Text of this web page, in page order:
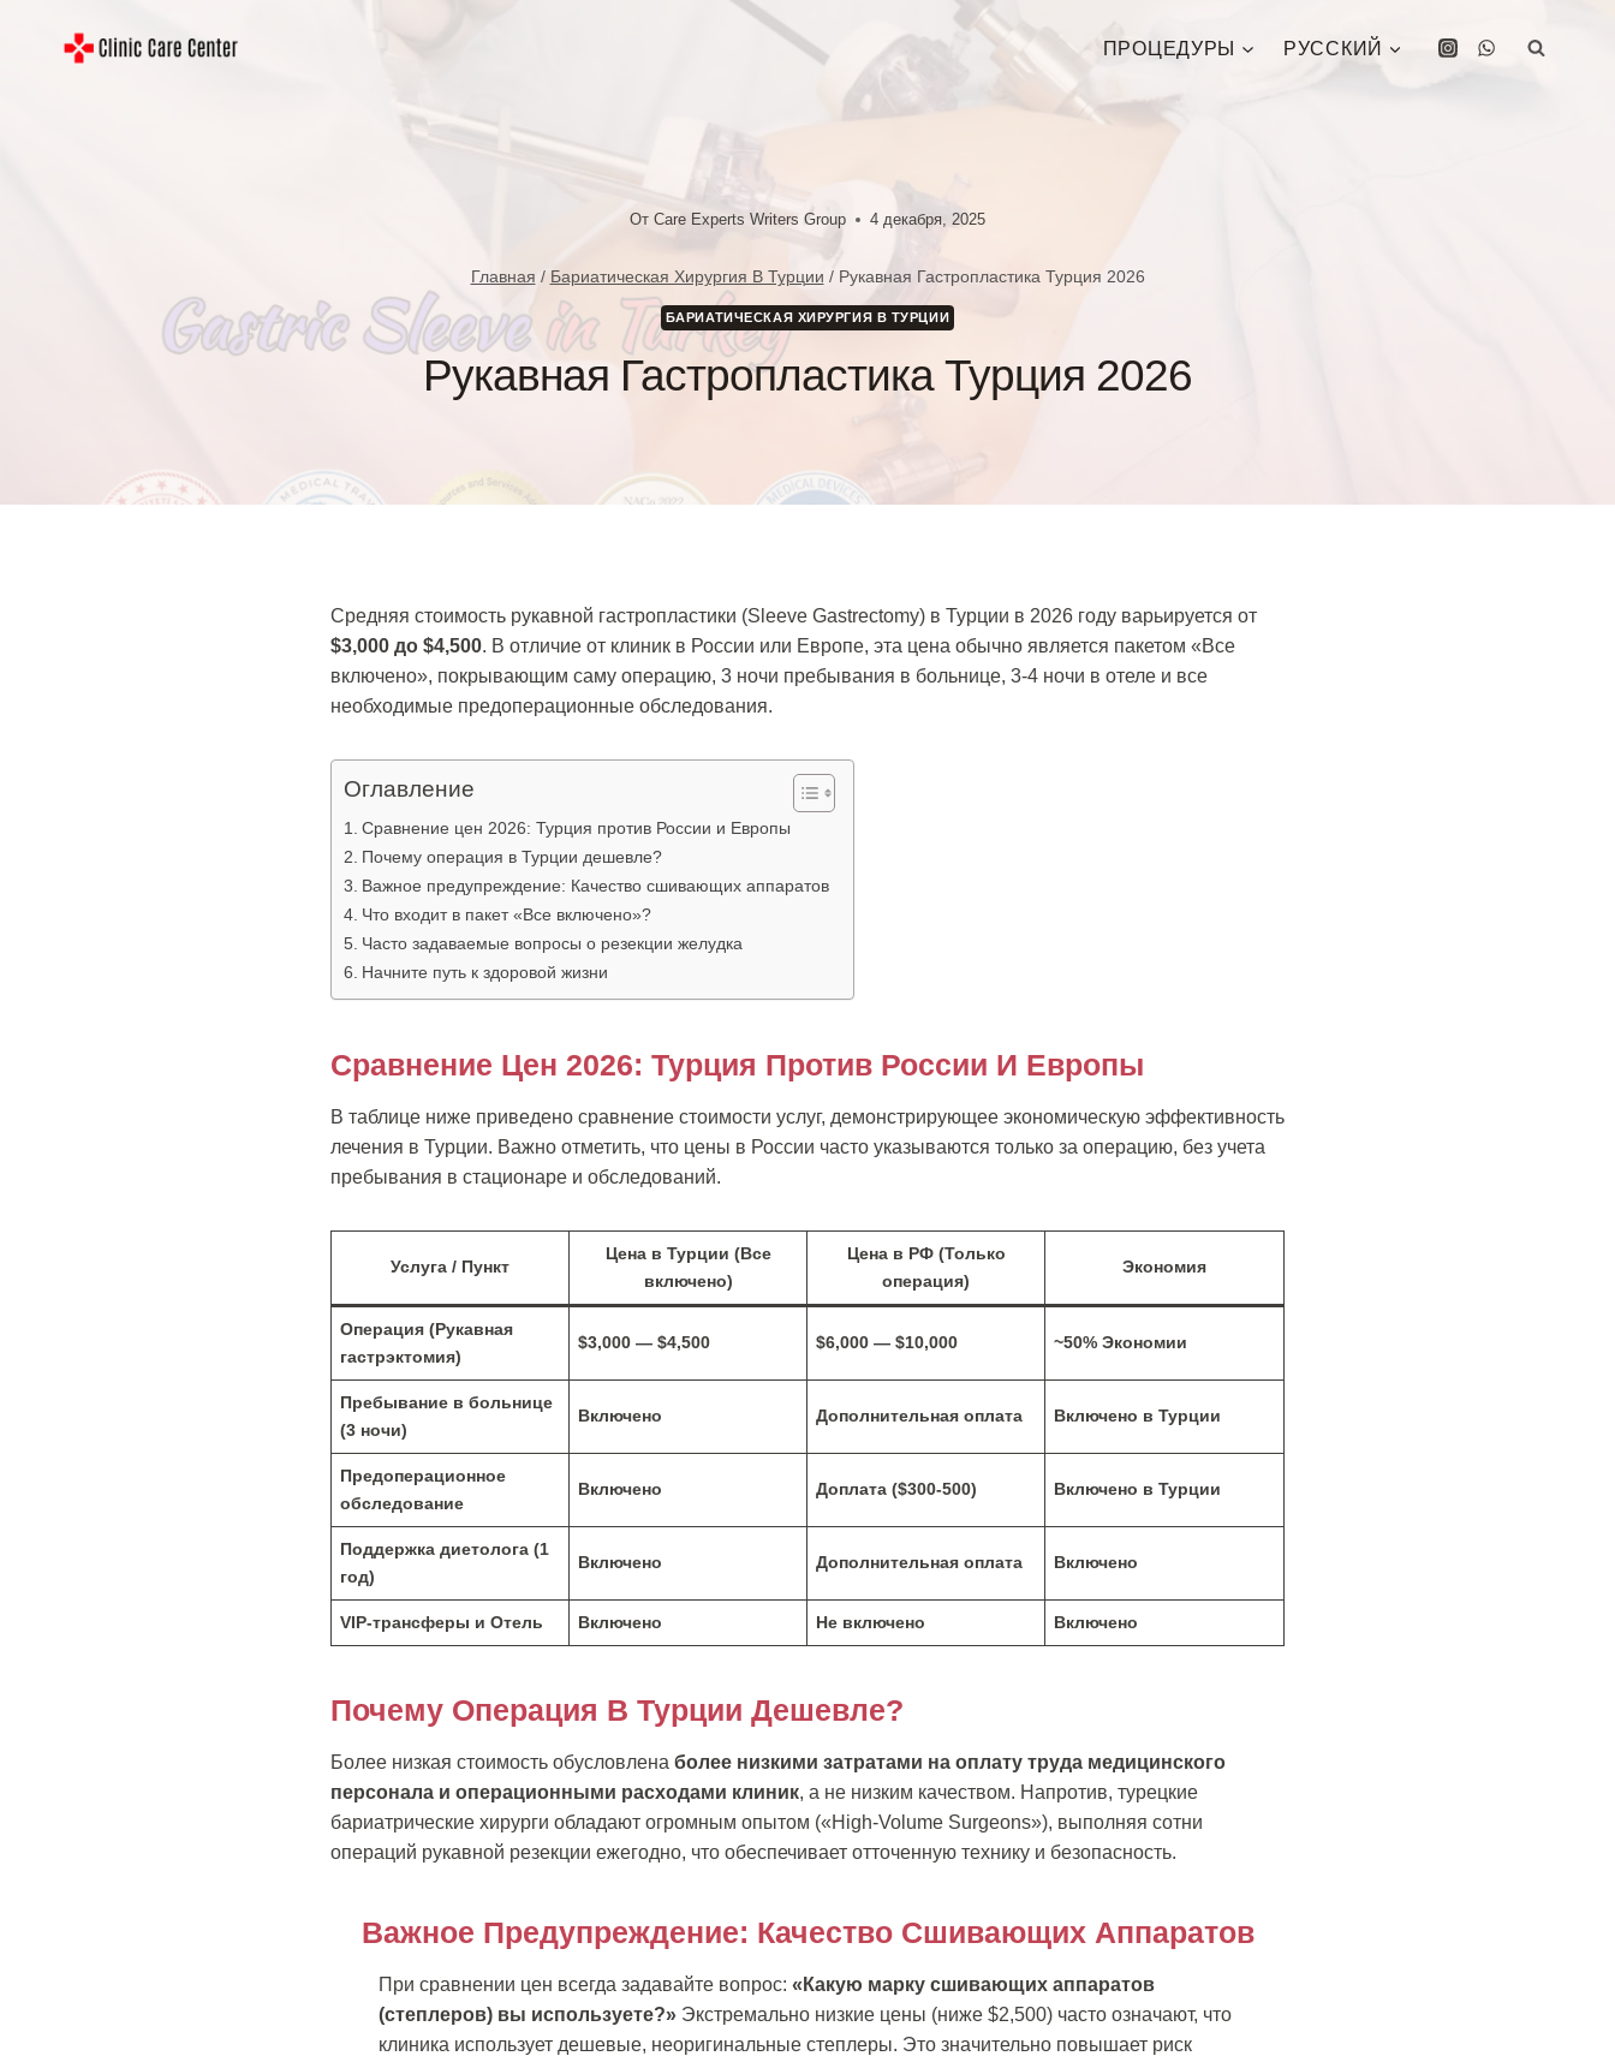
ПРОЦЕДУРЫ РУССКИЙ
От Care Experts Writers Group 4 декабря, 2025
Главная / Бариатическая Хирургия В Турции / Рукавная Гастропластика Турция 2026
БАРИАТИЧЕСКАЯ ХИРУРГИЯ В ТУРЦИИ
Рукавная Гастропластика Турция 2026
Средняя стоимость рукавной гастропластики (Sleeve Gastrectomy) в Турции в 2026 году варьируется от
$3,000 до $4,500. В отличие от клиник в России или Европе, эта цена обычно является пакетом «Все
включено», покрывающим саму операцию, 3 ночи пребывания в больнице, 3-4 ночи в отеле и все
необходимые предоперационные обследования.
Оглавление
Сравнение цен 2026: Турция против России и Европы
Почему операция в Турции дешевле?
Важное предупреждение: Качество сшивающих аппаратов
Что входит в пакет «Все включено»?
Часто задаваемые вопросы о резекции желудка
Начните путь к здоровой жизни
Сравнение Цен 2026: Турция Против России И Европы
В таблице ниже приведено сравнение стоимости услуг, демонстрирующее экономическую эффективность
лечения в Турции. Важно отметить, что цены в России часто указываются только за операцию, без учета
пребывания в стационаре и обследований.
Услуга / Пункт
Цена в Турции (Все
включено)
Цена в РФ (Только
операция)
Экономия
Операция (Рукавная
гастрэктомия)
$3,000 — $4,500 $6,000 — $10,000 ~50% Экономии
Пребывание в больнице
(3 ночи)
Включено Дополнительная оплата Включено в Турции
Предоперационное
обследование
Включено Доплата ($300-500) Включено в Турции
Поддержка диетолога (1
год)
Включено Дополнительная оплата Включено
VIP-трансферы и Отель Включено Не включено Включено
Почему Операция В Турции Дешевле?
Более низкая стоимость обусловлена более низкими затратами на оплату труда медицинского
персонала и операционными расходами клиник, а не низким качеством. Напротив, турецкие
бариатрические хирурги обладают огромным опытом («High-Volume Surgeons»), выполняя сотни
операций рукавной резекции ежегодно, что обеспечивает отточенную технику и безопасность.
Важное Предупреждение: Качество Сшивающих Аппаратов
При сравнении цен всегда задавайте вопрос: «Какую марку сшивающих аппаратов
(степлеров) вы используете?» Экстремально низкие цены (ниже $2,500) часто означают, что
клиника использует дешевые, неоригинальные степлеры. Это значительно повышает риск